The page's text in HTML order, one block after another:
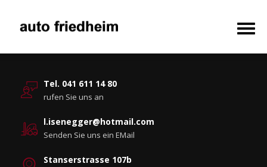
Tel. 041 611 14 80
rufen Sie uns an
l.isenegger@hotmail.com
Senden Sie uns ein EMail
Stanserstrasse 107b